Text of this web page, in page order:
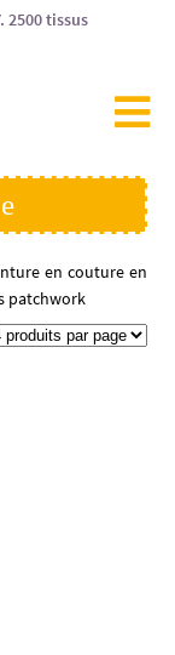
en couture en
patchwork